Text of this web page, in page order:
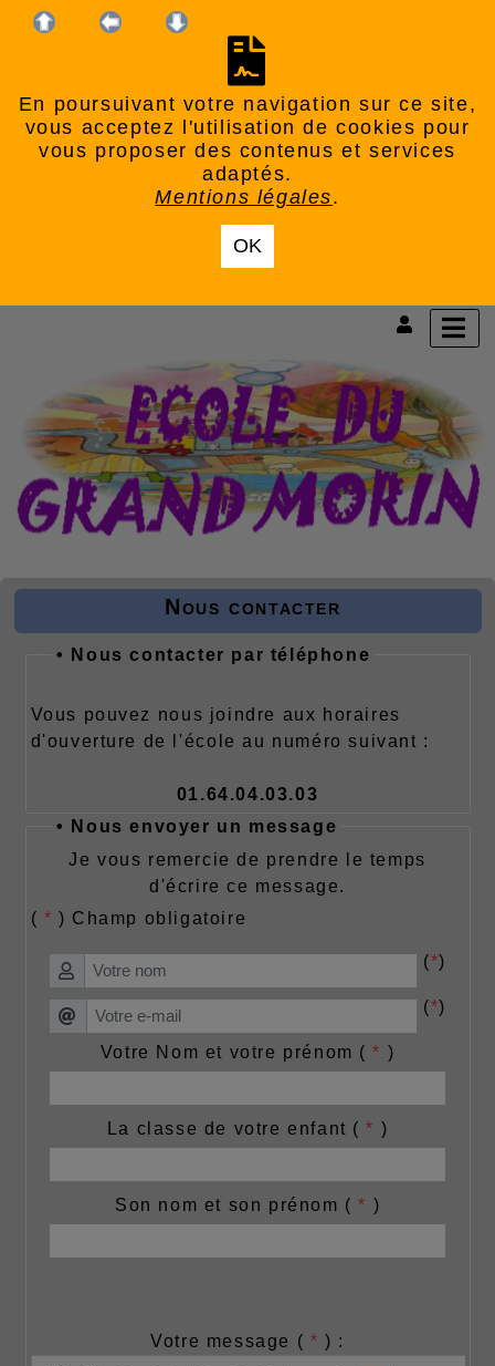
En poursuivant votre navigation sur ce site,
vous acceptez l'utilisation de cookies pour
vous proposer des contenus et services
adaptés.
Mentions légales.
OK
Nous contacter
• Nous contacter par téléphone
Vous pouvez nous joindre aux horaires
d'ouverture de l'école au numéro suivant :
01.64.04.03.03
• Nous envoyer un message
Je vous remercie de prendre le temps
d'écrire ce message.
( * ) Champ obligatoire
(*)
(*)
Votre Nom et votre prénom ( * )
La classe de votre enfant ( * )
Son nom et son prénom ( * )
Votre message ( * ) :